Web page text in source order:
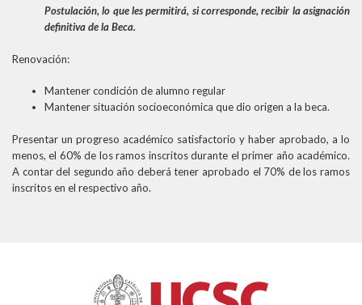
Postulación, lo que les permitirá, si corresponde, recibir la asignación
definitiva de la Beca.
Renovación:
Mantener condición de alumno regular
Mantener situación socioeconómica que dio origen a la beca.
Presentar un progreso académico satisfactorio y haber aprobado, a lo
menos, el 60% de los ramos inscritos durante el primer año académico.
A contar del segundo año deberá tener aprobado el 70% de los ramos
inscritos en el respectivo año.